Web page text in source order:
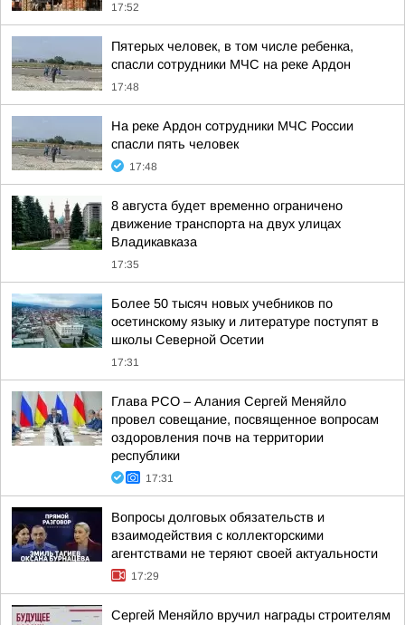
17:52
Пятерых человек, в том числе ребенка,
спасли сотрудники МЧС на реке Ардон
17:48
На реке Ардон сотрудники МЧС России
спасли пять человек
17:48
8 августа будет временно ограничено
движение транспорта на двух улицах
Владикавказа
17:35
Более 50 тысяч новых учебников по
осетинскому языку и литературе поступят в
школы Северной Осетии
17:31
Глава РСО – Алания Сергей Меняйло
провел совещание, посвященное вопросам
оздоровления почв на территории
республики
17:31
Вопросы долговых обязательств и
взаимодействия с коллекторскими
агентствами не теряют своей актуальности
17:29
Сергей Меняйло вручил награды строителям